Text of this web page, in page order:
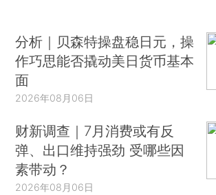
分析｜贝森特操盘稳日元，操
作巧思能否撬动美日货币基本
面
2026年08月06日
财新调查｜7月消费或有反
弹、出口维持强劲 受哪些因
素带动？
2026年08月06日